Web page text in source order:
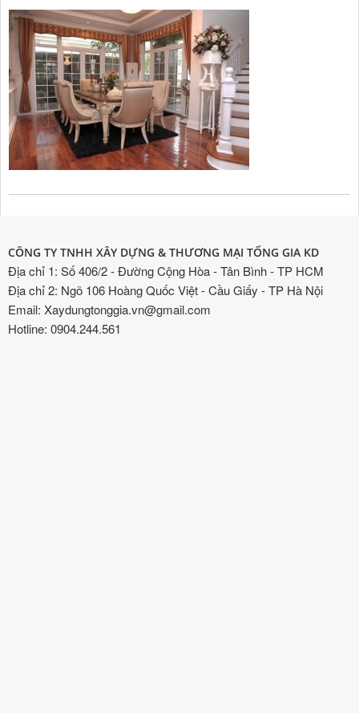
CÔNG TY TNHH XÂY DỰNG & THƯƠNG MẠI TỐNG GIA KD
Địa chỉ 1: Số 406/2 - Đường Cộng Hòa - Tân Bình - TP HCM
Địa chỉ 2: Ngõ 106 Hoàng Quốc Việt - Cầu Giấy - TP Hà Nội
Email: Xaydungtonggia.vn@gmail.com
Hotline: 0904.244.561